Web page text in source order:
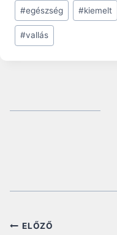
Post
Tags:
#egészség #kiemelt
#vallás
Bejegyzés
ELŐZŐ